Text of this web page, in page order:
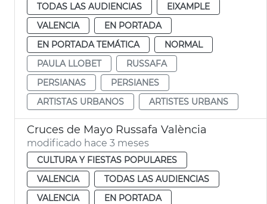
TODAS LAS AUDIENCIAS
EIXAMPLE
VALENCIA
EN PORTADA
EN PORTADA TEMÁTICA
NORMAL
PAULA LLOBET
RUSSAFA
PERSIANAS
PERSIANES
ARTISTAS URBANOS
ARTISTES URBANS
Cruces de Mayo Russafa València
modificado hace 3 meses
CULTURA Y FIESTAS POPULARES
VALENCIA
TODAS LAS AUDIENCIAS
VALENCIA
EN PORTADA